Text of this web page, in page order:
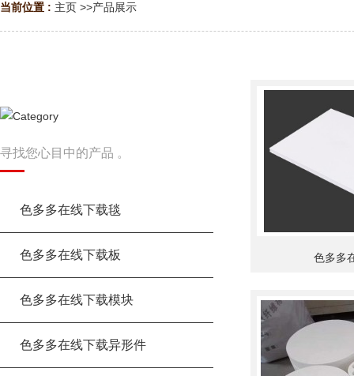
当前位置 : 主页 >>产品展示
寻找您心目中的产品 。
色多多在线下载毯
色多多在线下载板
色多多在线下载模块
色多多在线下载异形件
色多多